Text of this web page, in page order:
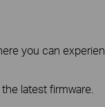
you can
latest firmware.